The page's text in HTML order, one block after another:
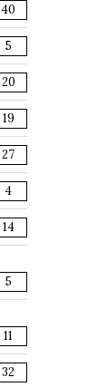
40
5
20
19
27
4
14
5
11
32